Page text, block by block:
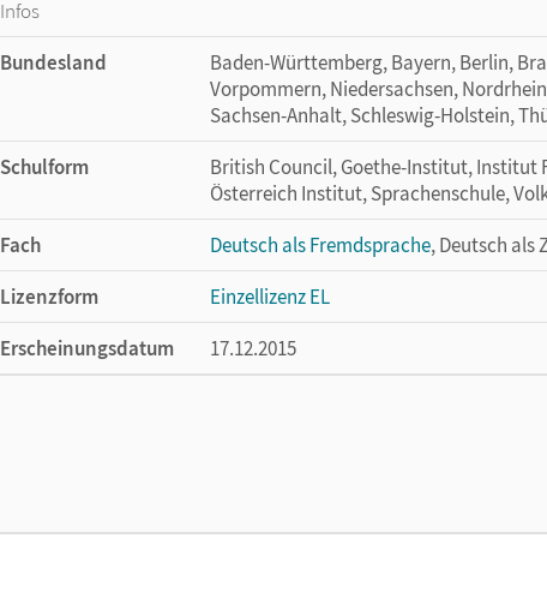
Infos
Bundesland
Baden-Württemberg, Bayern, Berlin,
Vorpommern, Niedersachsen,
Sachsen-Anhalt, Schleswig-Holstein,
Schulform
British Council, Goethe-Institut, Institut
Österreich Institut, Sprachenschule,
Fach
Deutsch als Fremdsprache, Deutsch als
Lizenzform
Einzellizenz EL
Erscheinungsdatum
17.12.2015